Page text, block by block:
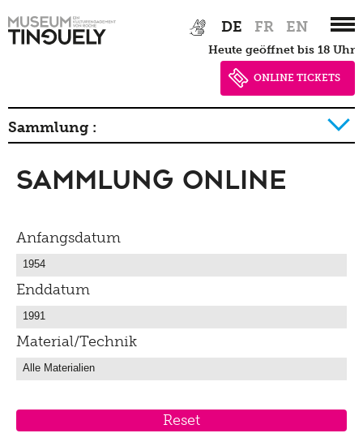
Hauptnavigation
to
DE FR EN
heute geöffnet bis 18 Uhr
ONLINE TICKETS
Sammlung :
Geschichte der Sammlung Detail
Sammlung Online
Anfangsdatum
Enddatum
Material/Technik